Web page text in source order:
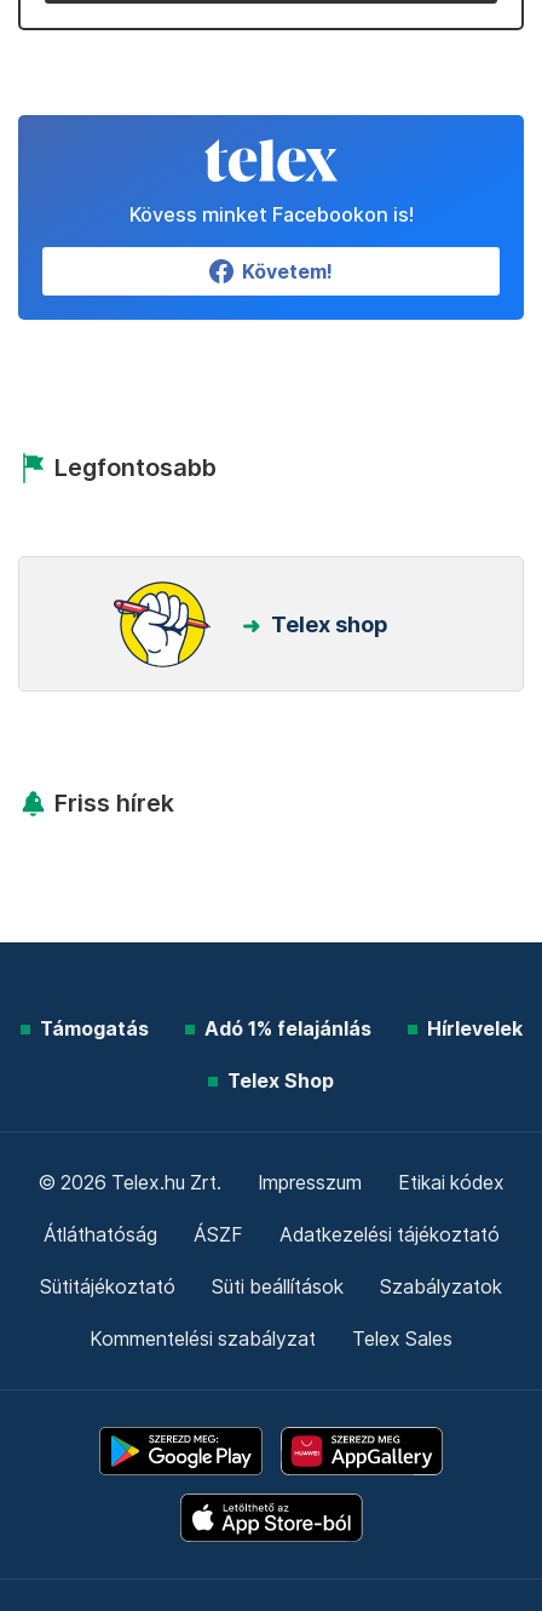
Kövess minket Facebookon is!
Követem!
Legfontosabb
Telex shop
Friss hírek
Támogatás Adó 1% felajánlás Hírlevelek
Telex Shop
© 2026 Telex.hu Zrt. Impresszum Etikai kódex
Átláthatóság ÁSZF Adatkezelési tájékoztató
Sütitájékoztató Süti beállítások Szabályzatok
Kommentelési szabályzat Telex Sales